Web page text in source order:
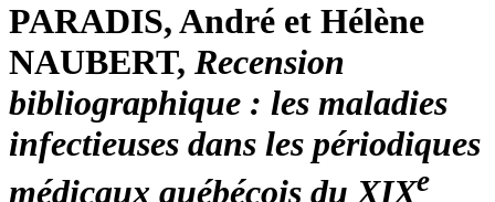
PARADIS, André et Hélène
NAUBERT, Recension
bibliographique : les maladies
infectieuses dans les périodiques
médicaux québécois du XIXe